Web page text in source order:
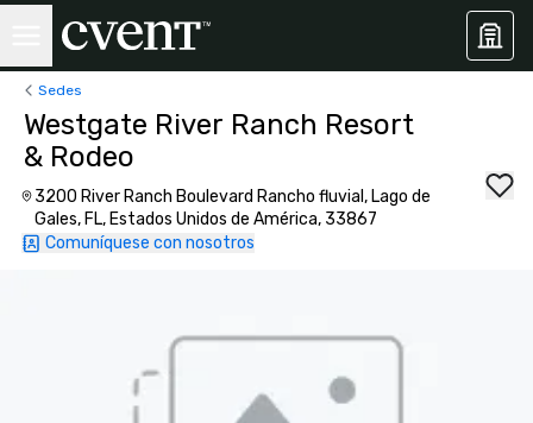
Sedes
Westgate River Ranch Resort
& Rodeo
3200 River Ranch Boulevard Rancho fluvial, Lago de
Gales, FL, Estados Unidos de América, 33867
Comuníquese con nosotros